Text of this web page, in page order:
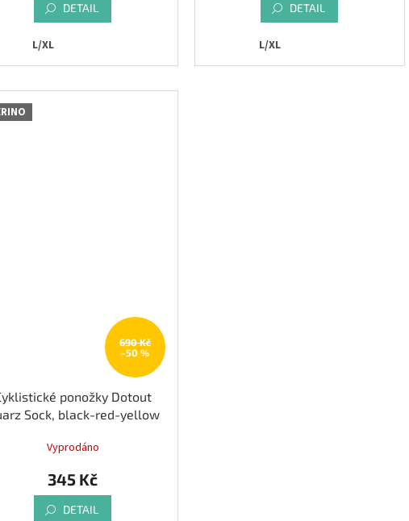
DETAIL
L/XL
DETAIL
L/XL
690 Kč
–50 %
ponožky Dotout
Sock, black-red-yellow
Vyprodáno
345 Kč
DETAIL